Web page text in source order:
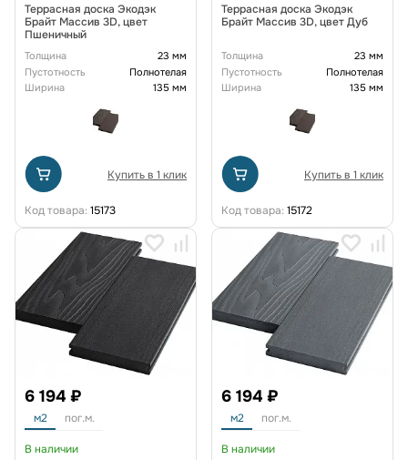
Террасная доска Экодэк
Брайт Массив 3D, цвет
Пшеничный
Толщина
23 мм
Пустотность
Полнотелая
Ширина
135 мм
Купить в 1 клик
Код товара: 15173
Террасная доска Экодэк
Брайт Массив 3D, цвет Дуб
Толщина
23 мм
Пустотность
Полнотелая
Ширина
135 мм
Купить в 1 клик
Код товара: 15172
6 194 ₽
м2 пог.м.
В наличии
6 194 ₽
м2 пог.м.
В наличии